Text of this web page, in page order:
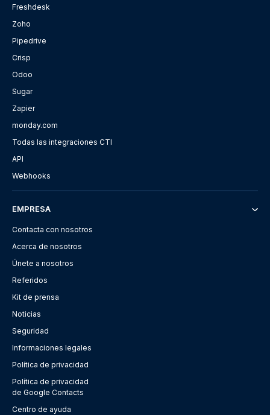
Freshdesk
Zoho
Pipedrive
Crisp
Odoo
Sugar
Zapier
monday.com
Todas las integraciones CTI
API
Webhooks
EMPRESA
Contacta con nosotros
Acerca de nosotros
Únete a nosotros
Referidos
Kit de prensa
Noticias
Seguridad
Informaciones legales
Política de privacidad
Política de privacidad
de Google Contacts
Centro de ayuda